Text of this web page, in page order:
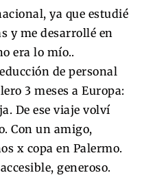
ya que estudié
y me desarrollé en
era lo mío..
de personal
3 meses a Europa:
De ese viaje volví
Con un amigo,
x copa en Palermo.
generoso.